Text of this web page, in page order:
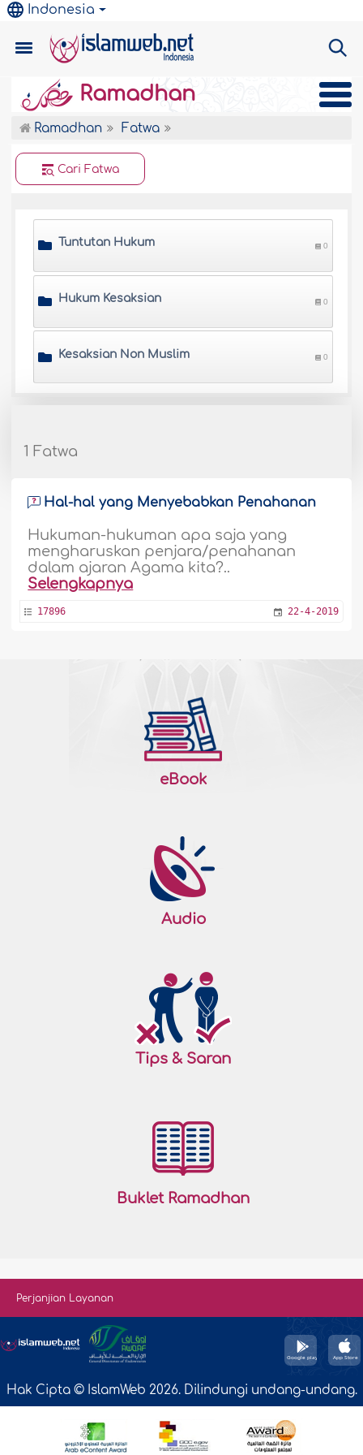
Indonesia
Ramadhan
Ramadhan Fatwa
Cari Fatwa
Tuntutan Hukum 0
Hukum Kesaksian 0
Kesaksian Non Muslim 0
1 Fatwa
Hal-hal yang Menyebabkan Penahanan
Hukuman-hukuman apa saja yang
mengharuskan penjara/penahanan
dalam ajaran Agama kita?..
Selengkapnya
17896 22-4-2019
eBook
Audio
Tips & Saran
Buklet Ramadhan
Perjanjian Layanan
Hak Cipta © IslamWeb 2026. Dilindungi undang-undang.